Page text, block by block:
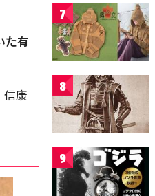
た有
信康
7
8
9